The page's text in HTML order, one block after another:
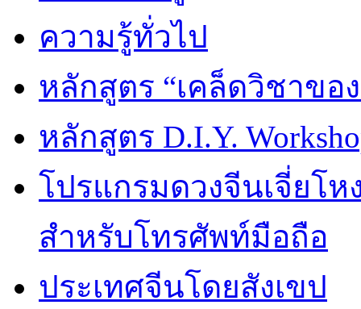
ความรู้ทั่วไป
หลักสูตร “เคล็ดวิชาขอ
หลักสูตร D.I.Y.
โปรแกรมดวงจีนเจี่ยโห
สำหรับโทรศัพท์มือถือ
ประเทศจีนโดยสังเขป